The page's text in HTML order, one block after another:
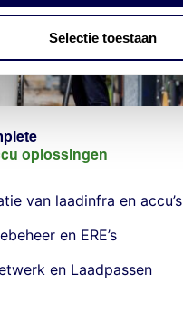
Selectie toestaan
oplossingen
van laadinfra en accu’s
en ERE’s
en Laadpassen